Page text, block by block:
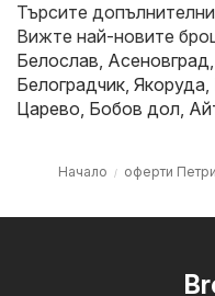
Търсите
Вижте най-новите
Белослав, Асеновград,
Белоградчик, Якоруда,
Царево, Бобов дол,
Начало оферти